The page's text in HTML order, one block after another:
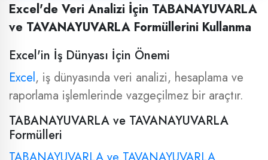
Excel'de Veri Analizi İçin TABANAYUVARLA
ve TAVANAYUVARLA Formüllerini Kullanma
Excel'in İş Dünyası İçin Önemi
Excel, iş dünyasında veri analizi, hesaplama ve
raporlama işlemlerinde vazgeçilmez bir araçtır.
TABANAYUVARLA ve TAVANAYUVARLA
Formülleri